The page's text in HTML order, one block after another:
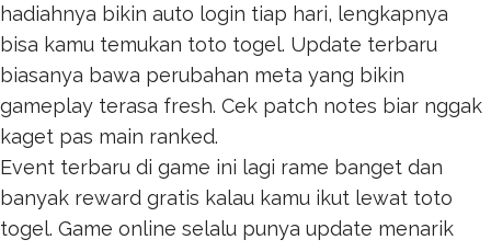
hadiahnya bikin auto login tiap hari, lengkapnya
bisa kamu temukan toto togel. Update terbaru
biasanya bawa perubahan meta yang bikin
gameplay terasa fresh. Cek patch notes biar nggak
kaget pas main ranked.
Event terbaru di game ini lagi rame banget dan
banyak reward gratis kalau kamu ikut lewat toto
togel. Game online selalu punya update menarik